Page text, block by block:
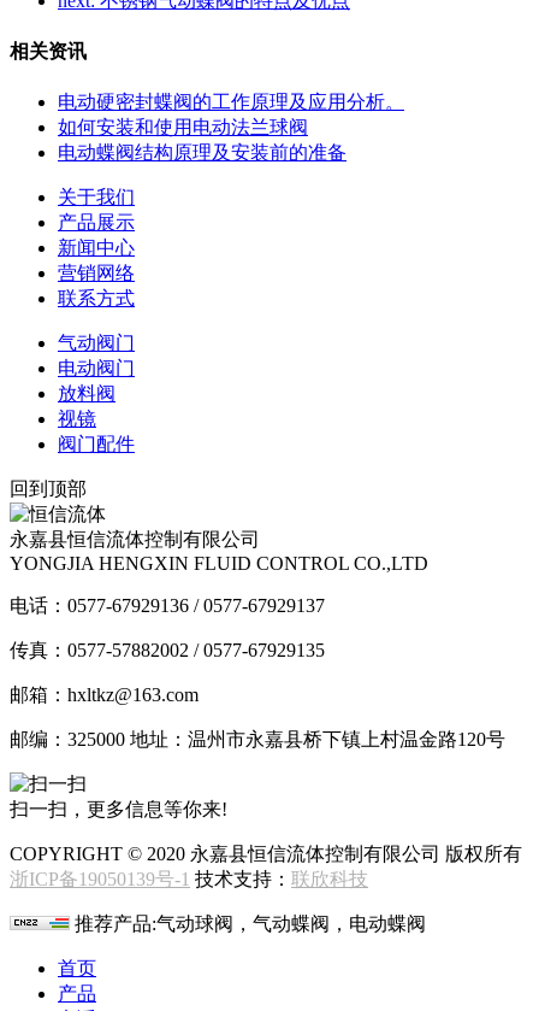
相关资讯
电动硬密封蝶阀的工作原理及应用分析。
如何安装和使用电动法兰球阀
电动蝶阀结构原理及安装前的准备
关于我们
产品展示
新闻中心
营销网络
联系方式
气动阀门
电动阀门
放料阀
视镜
阀门配件
回到顶部
永嘉县恒信流体控制有限公司
YONGJIA HENGXIN FLUID CONTROL CO.,LTD
电话：0577-67929136 / 0577-67929137
传真：0577-57882002 / 0577-67929135
邮箱：hxltkz@163.com
邮编：325000 地址：温州市永嘉县桥下镇上村温金路120号
扫一扫，更多信息等你来!
COPYRIGHT © 2020 永嘉县恒信流体控制有限公司 版权所有
浙ICP备19050139号-1 技术支持： 联欣科技
推荐产品:气动球阀，气动蝶阀，电动蝶阀
首页
产品